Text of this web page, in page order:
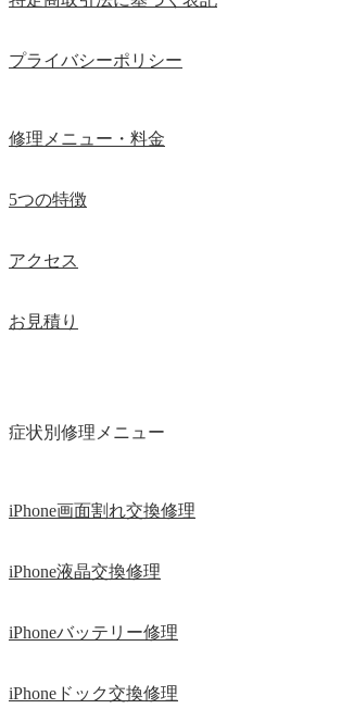
プライバシーポリシー
修理メニュー・料金
5つの特徴
アクセス
お見積り
症状別修理メニュー
iPhone画面割れ交換修理
iPhone液晶交換修理
iPhoneバッテリー修理
iPhoneドック交換修理